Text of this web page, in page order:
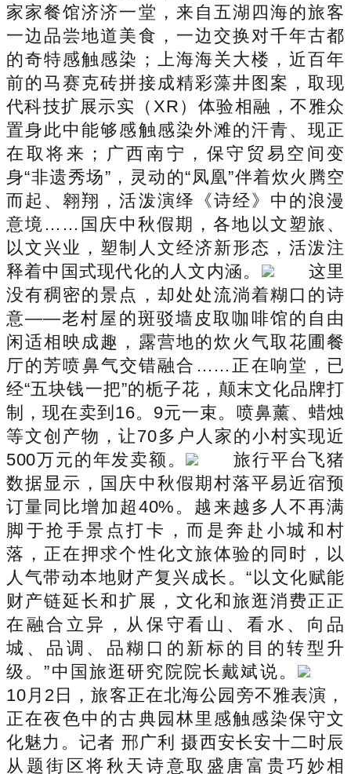
家家餐馆济济一堂，来自五湖四海的旅客
一边品尝地道美食，一边交换对千年古都
的奇特感触感染；上海海关大楼，近百年
前的马赛克砖拼接成精彩藻井图案，取现
代科技扩展示实（XR）体验相融，不雅众
置身此中能够感触感染外滩的汗青、现正
在取将来；广西南宁，保守贸易空间变
身“非遗秀场”，灵动的“凤凰”伴着炊火腾空
而起、翱翔，活泼演绎《诗经》中的浪漫
意境……国庆中秋假期，各地以文塑旅、
以文兴业，塑制人文经济新形态，活泼注
释着中国式现代化的人文内涵。
这里
没有稠密的景点，却处处流淌着糊口的诗
意——老村屋的斑驳墙皮取咖啡馆的自由
闲适相映成趣，露营地的炊火气取花圃餐
厅的芳喷鼻气交错融合……正在响堂，已
经“五块钱一把”的栀子花，颠末文化品牌打
制，现在卖到16。9元一束。喷鼻薰、蜡烛
等文创产物，让70多户人家的小村实现近
500万元的年发卖额。
旅行平台飞猪
数据显示，国庆中秋假期村落平易近宿预
订量同比增加超40%。越来越多人不再满
脚于抢手景点打卡，而是奔赴小城和村
落，正在押求个性化文旅体验的同时，以
人气带动本地财产复兴成长。“以文化赋能
财产链延长和扩展，文化和旅逛消费正正
在融合立异，从保守看山、看水、向品
城、品调、品糊口的新标的目的转型升
级。”中国旅逛研究院院长戴斌说。
10月2日，旅客正在北海公园旁不雅表演，
正在夜色中的古典园林里感触感染保守文
化魅力。记者 邢广利 摄西安长安十二时辰
从题街区将秋天诗意取盛唐富贵巧妙相